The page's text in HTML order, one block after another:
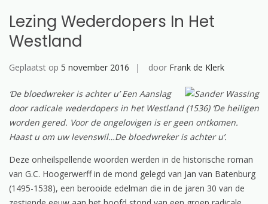
Lezing Wederdopers In Het
Westland
Geplaatst op 5 november 2016 door Frank de Klerk
‘De bloedwreker is achter u’ Een Aanslag
door radicale wederdopers in het Westland (1536) ‘De heiligen
worden gered. Voor de ongelovigen is er geen ontkomen.
Haast u om uw levenswil…De bloedwreker is achter u’.
Deze onheilspellende woorden werden in de historische roman
van G.C. Hoogerwerff in de mond gelegd van Jan van Batenburg
(1495-1538), een berooide edelman die in de jaren 30 van de